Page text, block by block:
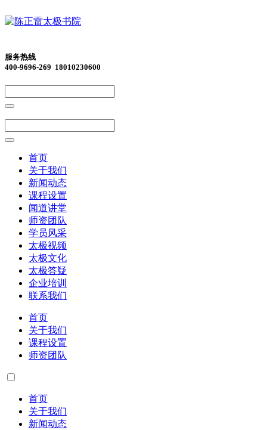
服务热线
400-9696-269 18010230600
首页
关于我们
新闻动态
课程设置
闻道讲堂
师资团队
学员风采
太极视频
太极文化
太极答疑
企业培训
联系我们
首页
关于我们
课程设置
师资团队
首页
关于我们
新闻动态